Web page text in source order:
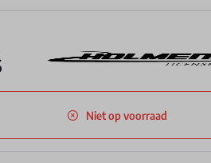
Niet op voorraad